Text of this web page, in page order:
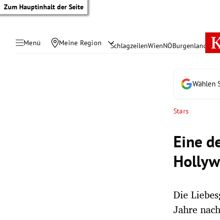
Zum Hauptinhalt der Seite
Menü Meine Region SchlagzeilenWienNÖBurgenland
Wählen
Stars
Eine
Die
Jahre